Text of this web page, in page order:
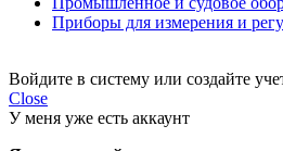
Приборы для измерения и
Войдите в систему или создайте
Close
У меня уже есть аккаунт